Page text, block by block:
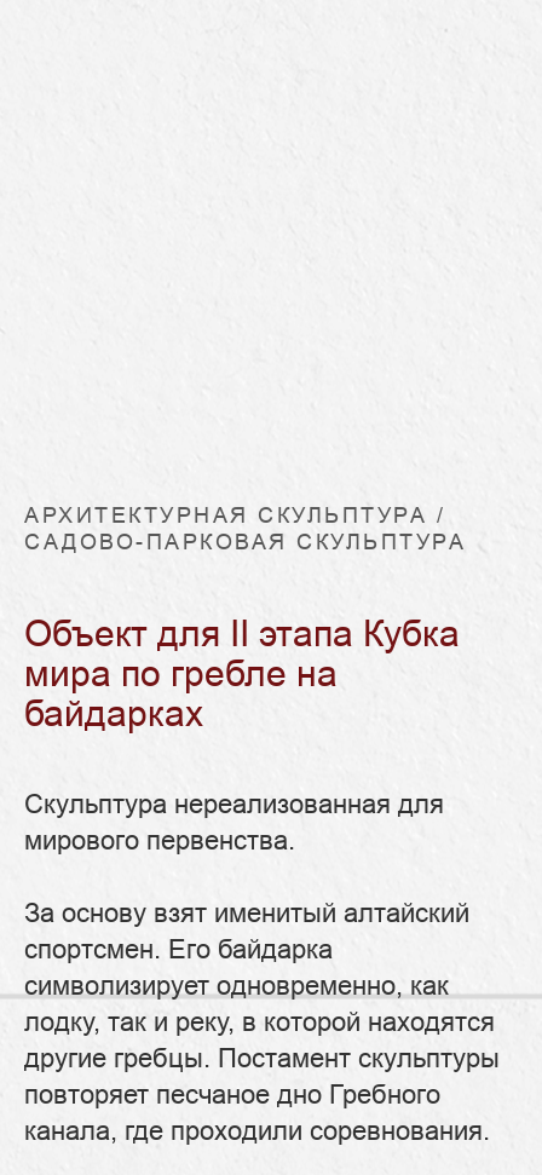
АРХИТЕКТУРНАЯ СКУЛЬПТУРА /
САДОВО-ПАРКОВАЯ СКУЛЬПТУРА
Объект для II этапа Кубка
мира по гребле на
байдарках
Скульптура нереализованная для
мирового первенства.
За основу взят именитый алтайский
спортсмен. Его байдарка
символизирует одновременно, как
лодку, так и реку, в которой находятся
другие гребцы. Постамент скульптуры
повторяет песчаное дно Гребного
канала, где проходили соревнования.